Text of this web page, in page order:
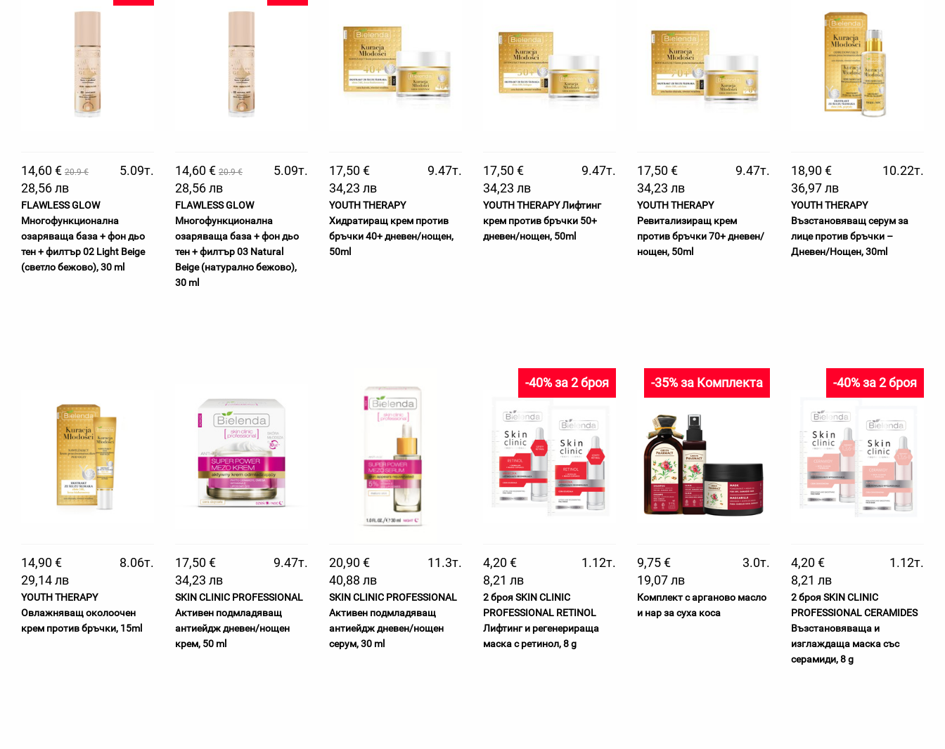
14,60 € 20.9 €
5.09т.
28,56 лв
FLAWLESS GLOW
Многофункционална
озаряваща база + фон дьо
тен + филтър 02 Light Beige
(светло бежово), 30 ml
14,60 € 20.9 €
5.09т.
28,56 лв
FLAWLESS GLOW
Многофункционална
озаряваща база + фон дьо
тен + филтър 03 Natural
Beige (натурално бежово),
30 ml
17,50 €
9.47т.
34,23 лв
YOUTH THERAPY
Хидратиращ крем против
бръчки 40+ дневен/нощен,
50ml
17,50 €
9.47т.
34,23 лв
YOUTH THERAPY Лифтинг
крем против бръчки 50+
дневен/нощен, 50ml
17,50 €
9.47т.
34,23 лв
YOUTH THERAPY
Ревитализиращ крем
против бръчки 70+ дневен/
нощен, 50ml
18,90 €
10.22т.
36,97 лв
YOUTH THERAPY
Възстановяващ серум за
лице против бръчки –
Дневен/Нощен, 30ml
14,90 €
8.06т.
29,14 лв
YOUTH THERAPY
Овлажняващ околоочен
крем против бръчки, 15ml
17,50 €
9.47т.
34,23 лв
SKIN CLINIC PROFESSIONAL
Активен подмладяващ
антиейдж дневен/нощен
крем, 50 ml
20,90 €
11.3т.
40,88 лв
SKIN CLINIC PROFESSIONAL
Активен подмладяващ
антиейдж дневен/нощен
серум, 30 ml
-40% за 2 броя
4,20 €
1.12т.
8,21 лв
2 броя SKIN CLINIC
PROFESSIONAL RETINOL
Лифтинг и регенерираща
маска с ретинол, 8 g
-35% за Комплекта
9,75 €
3.0т.
19,07 лв
Комплект с арганово масло
и нар за суха коса
-40% за 2 броя
4,20 €
1.12т.
8,21 лв
2 броя SKIN CLINIC
PROFESSIONAL CERAMIDES
Възстановяваща и
изглаждаща маска със
серамиди, 8 g